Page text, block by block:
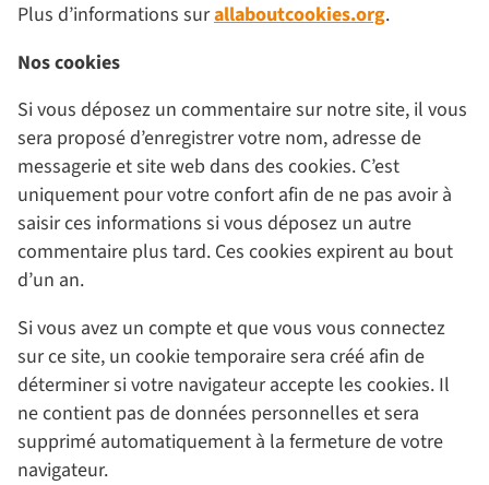
Plus d’informations surallaboutcookies.org.
Nos cookies
Si vous déposez un commentaire sur notre site, il vous
sera proposé d’enregistrer votre nom, adresse de
messagerie et site web dans des cookies. C’est
uniquement pour votre confort afin de ne pas avoir à
saisir ces informations si vous déposez un autre
commentaire plus tard. Ces cookies expirent au bout
d’un an.
Si vous avez un compte et que vous vous connectez
sur ce site, un cookie temporaire sera créé afin de
déterminer si votre navigateur accepte les cookies. Il
ne contient pas de données personnelles et sera
supprimé automatiquement à la fermeture de votre
navigateur.